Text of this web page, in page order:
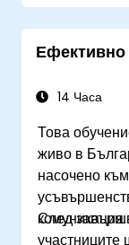
в
Ефективно
14 Часа
Това
живо в
насочено
комуникация.
След
участниците